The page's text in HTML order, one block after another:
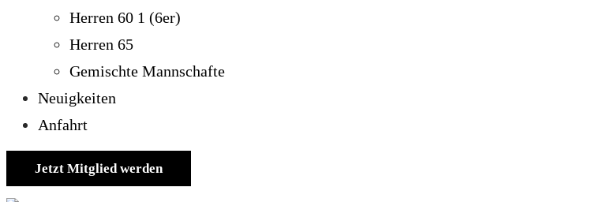
Herren 60 1 (6er)
Herren 65
Gemischte Mannschafte
Neuigkeiten
Anfahrt
Jetzt Mitglied werden